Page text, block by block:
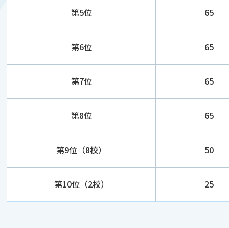
第5位 65
第6位 65
第7位 65
第8位 65
第9位（8校） 50
第10位（2校） 25